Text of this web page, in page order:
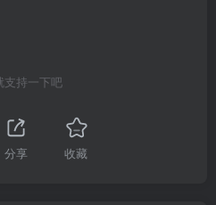
解了古文化中风水术的科学性，合
些现象出现的原因之一。第四、四
成迄今已二百余年，所收堪舆类书
支持一下吧
分享 收藏